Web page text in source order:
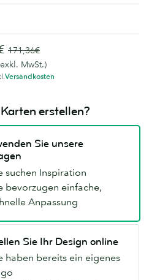
171,36€
MwSt.)
Versandkosten
erstellen?
Sie unsere
suchen Inspiration
bevorzugen einfache,
Anpassung
Sie Ihr Design online
haben bereits ein eigenes